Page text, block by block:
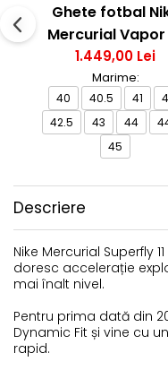
Ghete fotbal
Mercurial Vapor
Elite FG T Se
1.449,00 Lei
Marime:
40 40.5 41
42.5
43 44
45
Descriere
Nike Mercurial Superfly
doresc accelerație
mai înalt nivel.
Pentru prima dată din
Dynamic Fit și vine cu
rapid.